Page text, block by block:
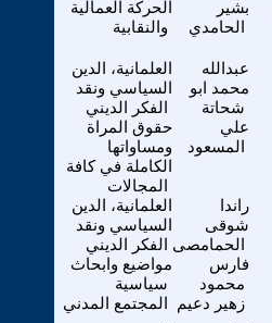
الحركة العمالية
والنقابية
بشير
الحامدي
العلمانية، الدين
السياسي ونقد
الفكر الديني
عبدالله
محمد ابو
شحاتة
حقوق المراة
ومساواتها
الكاملة في كافة
المجالات
علي
المسعود
العلمانية، الدين
السياسي ونقد
الفكر الديني
راندا
شوقى
الحمامصى
مواضيع وابحاث
سياسية
فارس
محمود
المجتمع المدني زهير دعيم